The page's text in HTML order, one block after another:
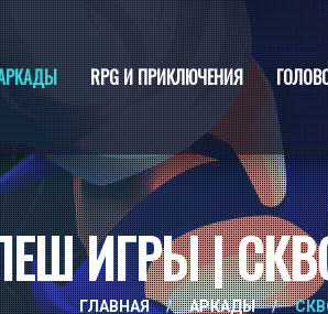
RPG И ПРИКЛЮЧЕНИЯ
ИГРЫ |
ГЛАВНАЯ / АРКАДЫ /